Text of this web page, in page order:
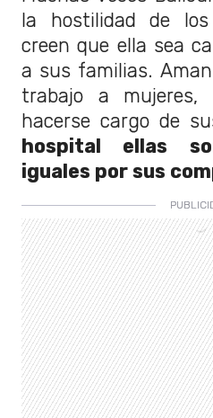
la hostilidad de
creen que ella sea
a sus familias.
trabajo a mujeres,
hacerse cargo de
hospital ellas
iguales por sus